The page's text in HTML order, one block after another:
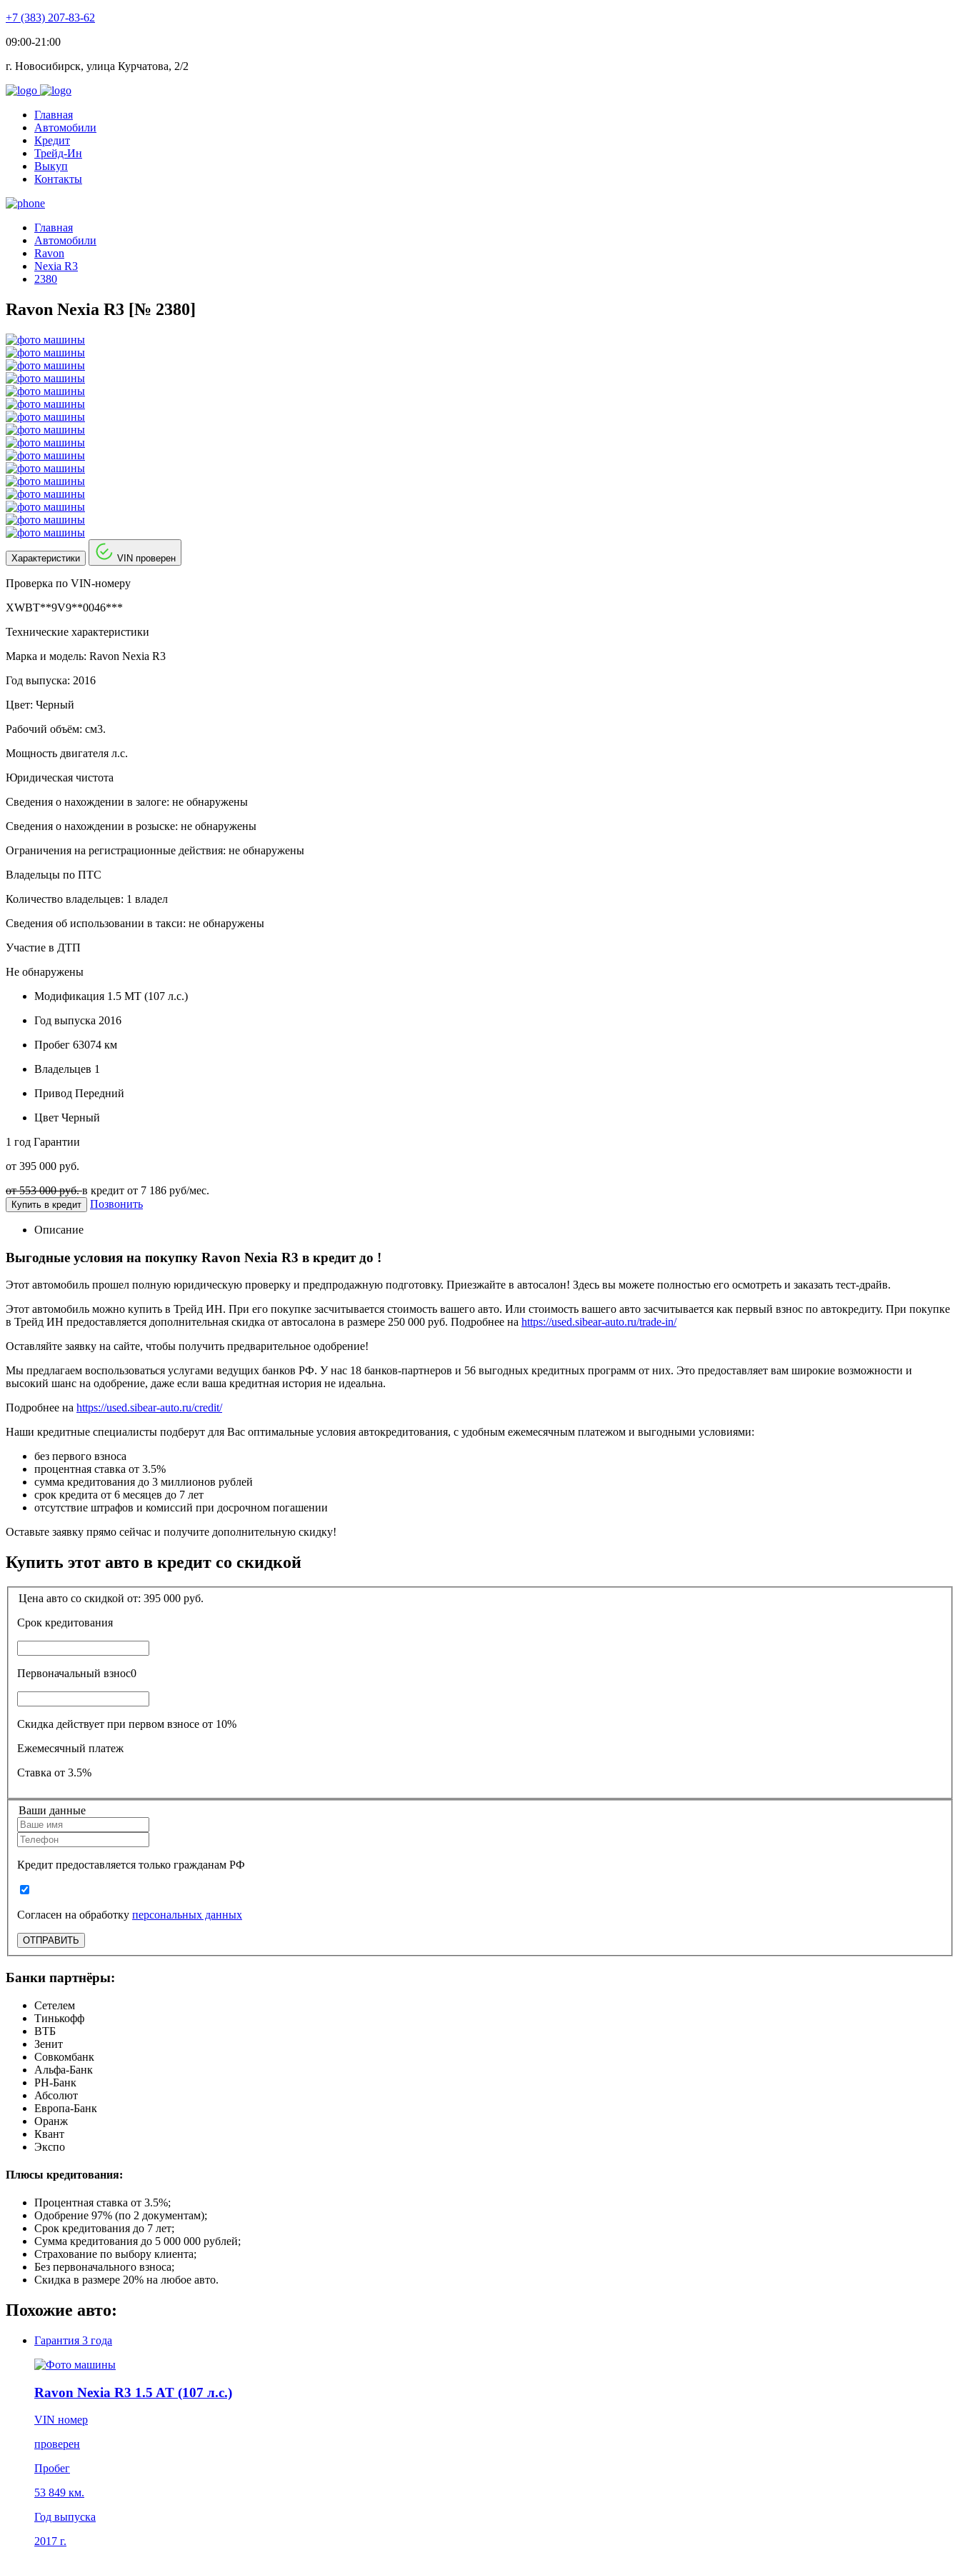
+7 (383) 207-83-62
09:00-21:00
г. Новосибирск, улица Курчатова, 2/2
Главная
Автомобили
Кредит
Трейд-Ин
Выкуп
Контакты
Главная
Автомобили
Ravon
Nexia R3
2380
Ravon Nexia R3 [№ 2380]
Характеристики VIN проверен
Проверка по VIN-номеру
XWBT**9V9**0046***
Технические характеристики
Марка и модель: Ravon Nexia R3
Год выпуска: 2016
Цвет: Черный
Рабочий объём: см3.
Мощность двигателя л.с.
Юридическая чистота
Сведения о нахождении в залоге: не обнаружены
Сведения о нахождении в розыске: не обнаружены
Ограничения на регистрационные действия: не обнаружены
Владельцы по ПТС
Количество владельцев: 1 владел
Сведения об использовании в такси: не обнаружены
Участие в ДТП
Не обнаружены
Модификация 1.5 MT (107 л.с.)
Год выпуска 2016
Пробег 63074 км
Владельцев 1
Привод Передний
Цвет Черный
1 год Гарантии
от 395 000 руб.
от 553 000 руб.в кредит от 7 186 руб/мес.
Купить в кредит Позвонить
Описание
Выгодные условия на покупку Ravon Nexia R3 в кредит до !
Этот автомобиль прошел полную юридическую проверку и предпродажную подготовку. Приезжайте в автосалон! Здесь вы можете полностью его осмотреть и заказать тест-драйв.
Этот автомобиль можно купить в Трейд ИН. При его покупке засчитывается стоимость вашего авто. Или стоимость вашего авто засчитывается как первый взнос по автокредиту. При покупке
в Трейд ИН предоставляется дополнительная скидка от автосалона в размере 250 000 руб. Подробнее на https://used.sibear-auto.ru/trade-in/
Оставляйте заявку на сайте, чтобы получить предварительное одобрение!
Мы предлагаем воспользоваться услугами ведущих банков РФ. У нас 18 банков-партнеров и 56 выгодных кредитных программ от них. Это предоставляет вам широкие возможности и
высокий шанс на одобрение, даже если ваша кредитная история не идеальна.
Подробнее на https://used.sibear-auto.ru/credit/
Наши кредитные специалисты подберут для Вас оптимальные условия автокредитования, с удобным ежемесячным платежом и выгодными условиями:
без первого взноса
процентная ставка от 3.5%
сумма кредитования до 3 миллионов рублей
срок кредита от 6 месяцев до 7 лет
отсутствие штрафов и комиссий при досрочном погашении
Оставьте заявку прямо сейчас и получите дополнительную скидку!
Купить этот авто в кредит со скидкой
Цена авто со скидкой от: 395 000 руб.
Срок кредитования
Первоначальный взнос0
Скидка действует при первом взносе от 10%
Ежемесячный платеж
Ставка от 3.5%
Ваши данные
Кредит предоставляется только гражданам РФ
Согласен на обработку персональных данных
ОТПРАВИТЬ
Банки партнёры:
Сетелем
Тинькофф
ВТБ
Зенит
Совкомбанк
Альфа-Банк
РН-Банк
Абсолют
Европа-Банк
Оранж
Квант
Экспо
Плюсы кредитования:
Процентная ставка от 3.5%;
Одобрение 97% (по 2 документам);
Срок кредитования до 7 лет;
Сумма кредитования до 5 000 000 рублей;
Страхование по выбору клиента;
Без первоначального взноса;
Скидка в размере 20% на любое авто.
Похожие авто:
Гарантия 3 года
Ravon Nexia R3 1.5 AT (107 л.с.)
VIN номер
проверен
Пробег
53 849 км.
Год выпуска
2017 г.